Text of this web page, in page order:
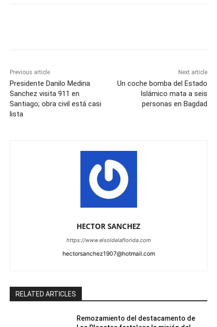
Previous article
Presidente Danilo Medina
Sanchez visita 911 en
Santiago; obra civil está casi
lista
Next article
Un coche bomba del Estado
Islámico mata a seis
personas en Bagdad
HECTOR SANCHEZ
https://www.elsoldelaflorida.com
hectorsanchez1907@hotmail.com
RELATED ARTICLES
Remozamiento del destacamento de